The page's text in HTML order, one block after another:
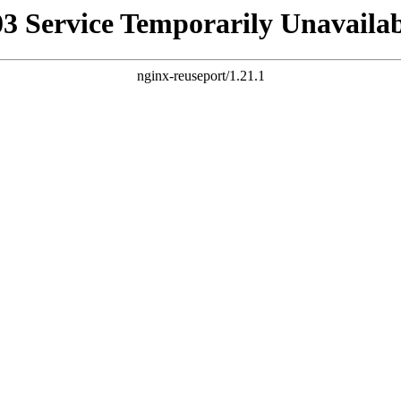
Service Temporarily
nginx-reuseport/1.21.1